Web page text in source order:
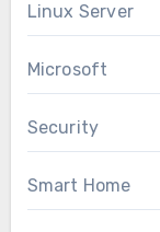
Linux Server
Microsoft
Security
Smart Home